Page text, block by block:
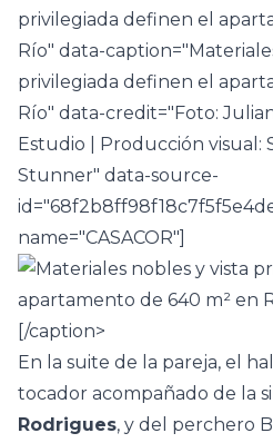
privilegiada definen el
Río" data-
privilegiada definen el
Río" data-credit="Foto:
Estudio | Producción visual:
Stunner" data-source-
name="CASACOR"]
[/caption>
En la suite de la pareja, el
tocador acompañado de la
Rodrigues, y del perchero